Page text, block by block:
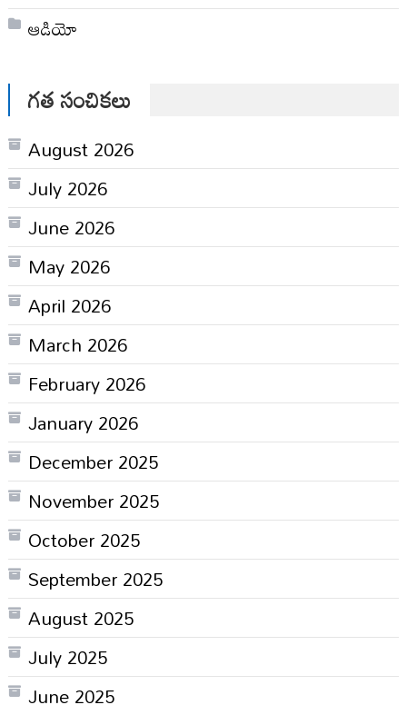
ఆడియో
గత సంచికలు
August 2026
July 2026
June 2026
May 2026
April 2026
March 2026
February 2026
January 2026
December 2025
November 2025
October 2025
September 2025
August 2025
July 2025
June 2025